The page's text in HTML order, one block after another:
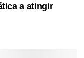
a atingir